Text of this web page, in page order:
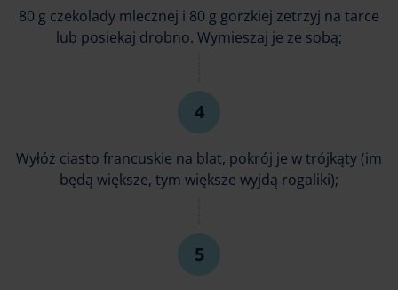
80 g czekolady mlecznej i 80 g gorzkiej zetrzyj na tarce
lub posiekaj drobno. Wymieszaj je ze sobą;
Wyłóż ciasto francuskie na blat, pokrój je w trójkąty (im
będą większe, tym większe wyjdą rogaliki);